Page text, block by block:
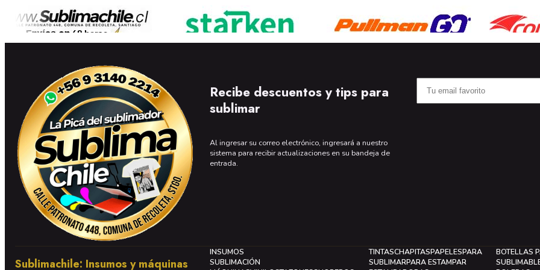
Recibe descuentos y tips para
sublimar
Al ingresar su correo electrónico, ingresará a nuestro
sistema para recibir actualizaciones en su bandeja de
entrada.
Sublimachile: Insumos y máquinas
INSUMOS
SUBLIMACIÓN
TINTASCHAPITASPAPELESPARA
SUBLIMARPARA ESTAMPAR
BOTELLAS